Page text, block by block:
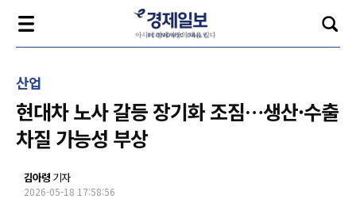
산업
현대차 노사 갈등 장기화 조짐…생산·수출
차질 가능성 부상
김아령 기자
2026-05-18 17:58:56